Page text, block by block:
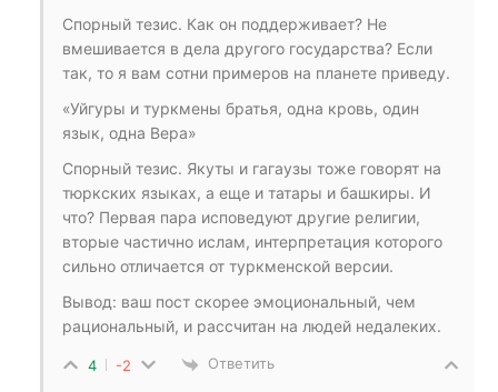
Спорный тезис. Как он поддерживает? Не
вмешивается в дела другого государства? Если
так, то я вам сотни примеров на планете приведу.
«Уйгуры и туркмены братья, одна кровь, один
язык, одна Вера»
Спорный тезис. Якуты и гагаузы тоже говорят на
тюркских языках, а еще и татары и башкиры. И
что? Первая пара исповедуют другие религии,
вторые частично ислам, интерпретация которого
сильно отличается от туркменской версии.
Вывод: ваш пост скорее эмоциональный, чем
рациональный, и рассчитан на людей недалеких.
4 -2 Ответить